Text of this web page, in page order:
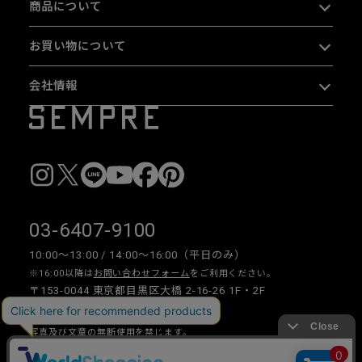
商品について
お買い物について
会社情報
03-6407-9100
10:00〜13:00 / 14:00〜16:00（平日のみ）
※16:00以降は お問い合わせフォーム をご利用ください。
〒153-0044 東京都目黒区大橋 2-16-26 1F・2F
写真及び文章の無断使用を禁じます。
Copyright © 2026 SEMPRE DESIGN CO., LTD.All right reserved.